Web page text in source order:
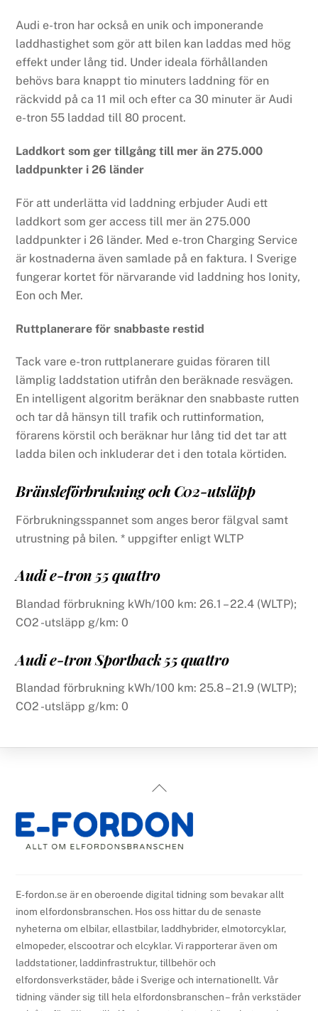
Audi e-tron har också en unik och imponerande
laddhastighet som gör att bilen kan laddas med hög
effekt under lång tid. Under ideala förhållanden
behövs bara knappt tio minuters laddning för en
räckvidd på ca 11 mil och efter ca 30 minuter är Audi
e-tron 55 laddad till 80 procent.
Laddkort som ger tillgång till mer än 275.000
laddpunkter i 26 länder
För att underlätta vid laddning erbjuder Audi ett
laddkort som ger access till mer än 275.000
laddpunkter i 26 länder. Med e-tron Charging Service
är kostnaderna även samlade på en faktura. I Sverige
fungerar kortet för närvarande vid laddning hos Ionity,
Eon och Mer.
Ruttplanerare för snabbaste restid
Tack vare e-tron ruttplanerare guidas föraren till
lämplig laddstation utifrån den beräknade resvägen.
En intelligent algoritm beräknar den snabbaste rutten
och tar då hänsyn till trafik och ruttinformation,
förarens körstil och beräknar hur lång tid det tar att
ladda bilen och inkluderar det i den totala körtiden.
Bränsleförbrukning och C02-utsläpp
Förbrukningsspannet som anges beror fälgval samt
utrustning på bilen. * uppgifter enligt WLTP
Audi e-tron 55 quattro
Blandad förbrukning kWh/100 km: 26.1 – 22.4 (WLTP);
CO2 -utsläpp g/km: 0
Audi e-tron Sportback 55 quattro
Blandad förbrukning kWh/100 km: 25.8 – 21.9 (WLTP);
CO2 -utsläpp g/km: 0
Back
Top
E-fordon.se är en oberoende digital tidning som bevakar allt
inom elfordonsbranschen. Hos oss hittar du de senaste
nyheterna om elbilar, ellastbilar, laddhybrider, elmotorcyklar,
elmopeder, elscootrar och elcyklar. Vi rapporterar även om
laddstationer, laddinfrastruktur, tillbehör och
elfordonsverkstäder, både i Sverige och internationellt. Vår
tidning vänder sig till hela elfordonsbranschen – från verkstäder